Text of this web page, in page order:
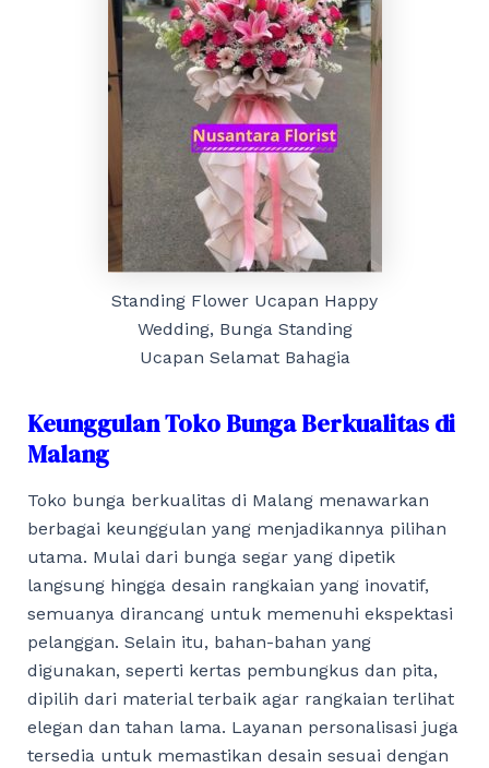
Standing Flower Ucapan Happy
Wedding, Bunga Standing
Ucapan Selamat Bahagia
Keunggulan Toko Bunga Berkualitas di
Malang
Toko bunga berkualitas di Malang menawarkan
berbagai keunggulan yang menjadikannya pilihan
utama. Mulai dari bunga segar yang dipetik
langsung hingga desain rangkaian yang inovatif,
semuanya dirancang untuk memenuhi ekspektasi
pelanggan. Selain itu, bahan-bahan yang
digunakan, seperti kertas pembungkus dan pita,
dipilih dari material terbaik agar rangkaian terlihat
elegan dan tahan lama. Layanan personalisasi juga
tersedia untuk memastikan desain sesuai dengan